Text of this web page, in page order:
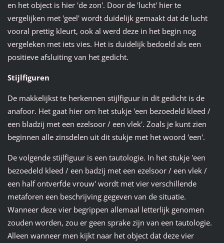
en het object is hier 'de zon'. Door de 'lucht' hier te
vergelijken met 'geel' wordt duidelijk gemaakt dat de lucht
vooral prettig kleurt, ook al werd deze in het begin nog
vergeleken met iets vies. Het is duidelijk bedoeld als een
positieve afsluiting van het gedicht.
Stijlfiguren
De makkelijkst te herkennen stijlfiguur in dit gedicht is de
anafoor. Het gaat hier om het stukje 'een bezoedeld kleed /
een bladzij met een ezelsoor / een vlek'. Zoals je kunt zien
beginnen alle zinsdelen uit dit stukje met het woord 'een'.
De volgende stijlfiguur is een tautologie. In het stukje 'een
bezoedeld kleed / een badzij met een ezelsoor / een vlek /
een half ontverfde vrouw' wordt met vier verschillende
metaforen een beschrijving gegeven van de situatie.
Wanneer deze vier begrippen allemaal letterlijk genomen
zouden worden, zou er geen sprake zijn van een tautologie.
Alleen wanneer men kijkt naar het object dat deze vier